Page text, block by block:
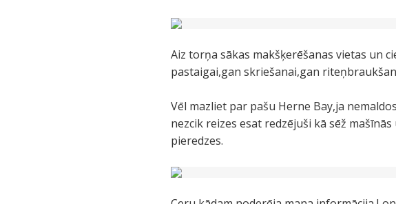
Aiz torņa sākas makšķerēšanas vietas un
pastaigai,gan skriešanai,gan
Vēl mazliet par pašu Herne Bay,ja
nezcik reizes esat redzējuši kā sēž
pieredzes.